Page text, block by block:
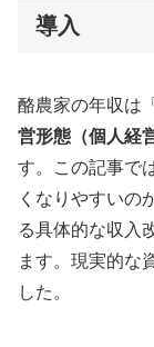
導入
酪農家の年収は「
営形態（個人経
す。この記事で
くなりやすいの
る具体的な収入
ます。現実的な
した。